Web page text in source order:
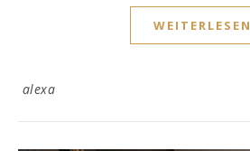
WEITERLESEN
alexa